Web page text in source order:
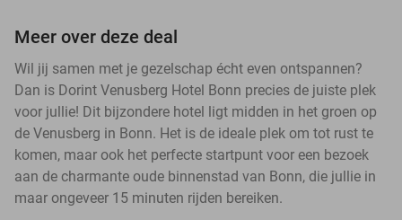
Meer over deze deal
Wil jij samen met je gezelschap écht even ontspannen?
Dan is Dorint Venusberg Hotel Bonn precies de juiste plek
voor jullie! Dit bijzondere hotel ligt midden in het groen op
de Venusberg in Bonn. Het is de ideale plek om tot rust te
komen, maar ook het perfecte startpunt voor een bezoek
aan de charmante oude binnenstad van Bonn, die jullie in
maar ongeveer 15 minuten rijden bereiken.